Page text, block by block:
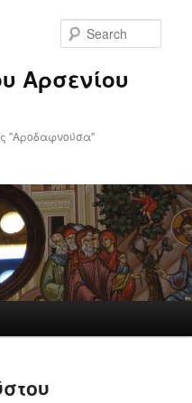
Αρσενίου
"Αροδαφνούσα"